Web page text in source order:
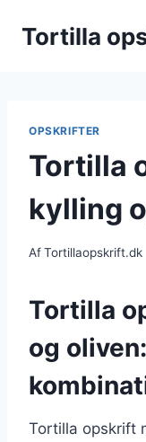
Tortilla
OPSKRIFTER
Tortilla
kylling
AfTortillaopskrift.dk
Tortilla
og
Tortilla opskrift